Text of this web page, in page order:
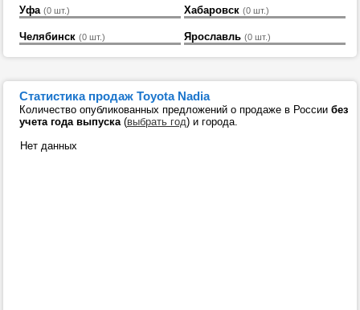
Уфа (0 шт.) Хабаровск (0 шт.)
Челябинск (0 шт.) Ярославль (0 шт.)
Статистика продаж Toyota Nadia
Количество опубликованных предложений о продаже в России без
учета года выпуска(выбрать год) и города.
Нет данных